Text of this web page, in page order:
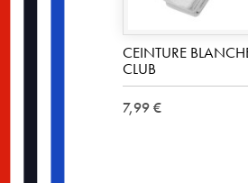
CEINTURE
CLUB
7,99 €